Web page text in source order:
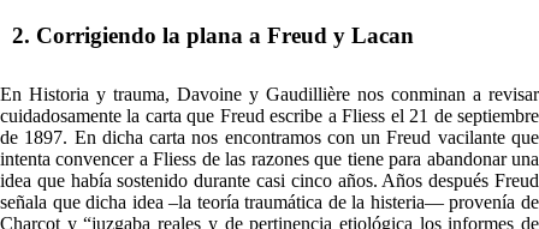
2. Corrigiendo la plana a Freud y Lacan
En Historia y trauma, Davoine y Gaudillière nos conminan a revisar
cuidadosamente la carta que Freud escribe a Fliess el 21 de septiembre
de 1897. En dicha carta nos encontramos con un Freud vacilante que
intenta convencer a Fliess de las razones que tiene para abandonar una
idea que había sostenido durante casi cinco años. Años después Freud
señala que dicha idea –la teoría traumática de la histeria— provenía de
Charcot y “juzgaba reales y de pertinencia etiológica los informes de